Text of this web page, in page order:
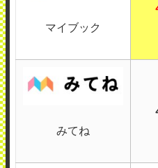
マイブック
みてね